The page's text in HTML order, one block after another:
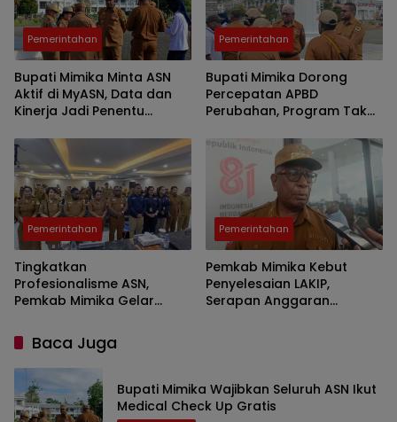
Pemerintahan
Bupati Mimika Minta ASN
Aktif di MyASN, Data dan
Kinerja Jadi Penentu
Pemerintahan
Bupati Mimika Dorong
Percepatan APBD
Perubahan, Program Tak
Dicoret
Pemerintahan
Tingkatkan
Profesionalisme ASN,
Pemkab Mimika Gelar
Kesehatan
Pemerintahan
Pemkab Mimika Kebut
Penyelesaian LAKIP,
Serapan Anggaran
Baca Juga
Bupati Mimika Wajibkan Seluruh ASN Ikut
Medical Check Up Gratis